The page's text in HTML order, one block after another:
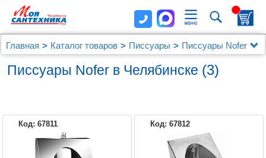
Главная Каталог товаров Писсуары Писсуары Nofer
Писсуары Nofer в Челябинске (3)
Код: 67811 Код: 67812